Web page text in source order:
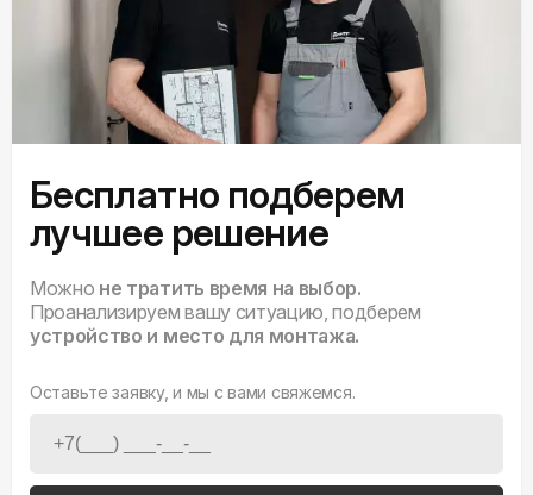
Бесплатно подберем
лучшее решение
Можно не тратить время на выбор.
Проанализируем вашу ситуацию, подберем
устройство и место для монтажа.
Оставьте заявку, и мы с вами свяжемся.